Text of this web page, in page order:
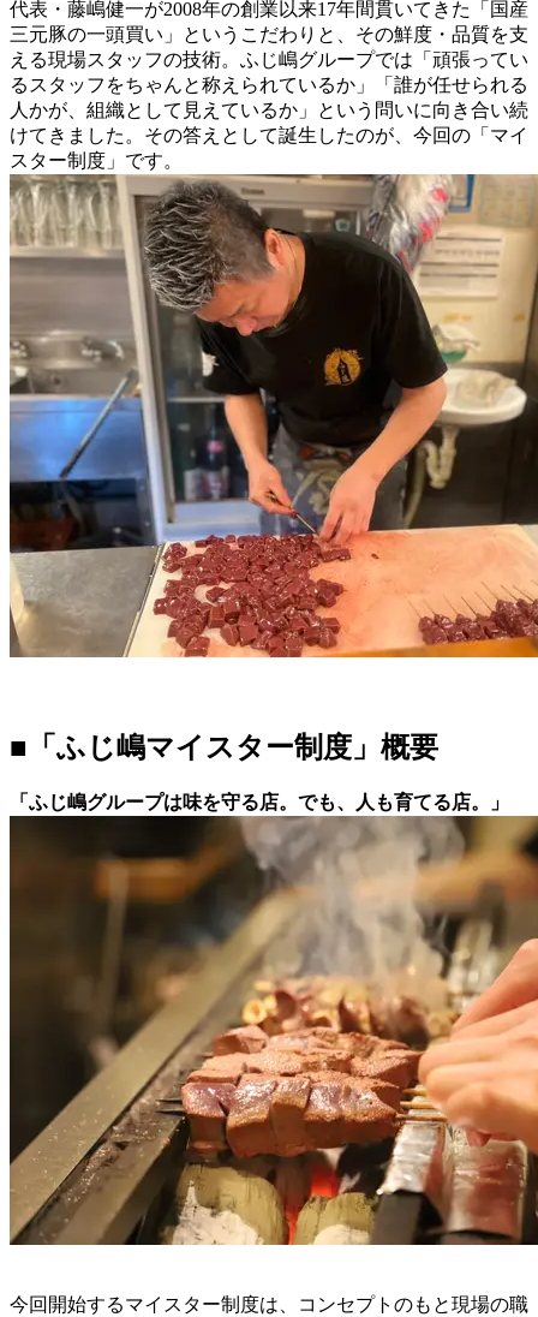
代表・藤嶋健一が2008年の創業以来17年間貫いてきた「国産
三元豚の一頭買い」というこだわりと、その鮮度・品質を支
える現場スタッフの技術。ふじ嶋グループでは「頑張ってい
るスタッフをちゃんと称えられているか」「誰が任せられる
人かが、組織として見えているか」という問いに向き合い続
けてきました。その答えとして誕生したのが、今回の「マイ
スター制度」です。
■「ふじ嶋マイスター制度」概要
「ふじ嶋グループは味を守る店。でも、人も育てる店。」
今回開始するマイスター制度は、コンセプトのもと現場の職